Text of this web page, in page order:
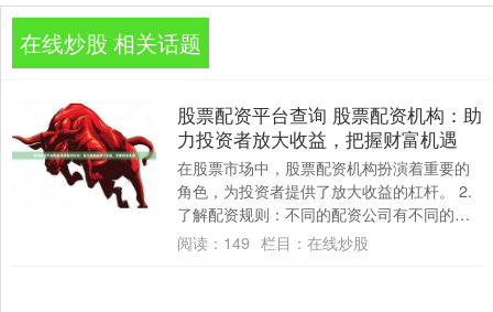
在线炒股 相关话题
股票配资平台查询 股票配资机构：助
力投资者放大收益，把握财富机遇
在股票市场中，股票配资机构扮演着重要的
角色，为投资者提供了放大收益的杠杆。 2.
了解配资规则：不同的配资公司有不同的配
资规则，包括配资额度、配资周期、配资利
阅读： 149 栏目： 在线炒股